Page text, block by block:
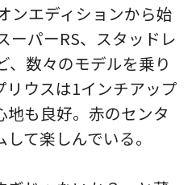
ンエディションから始
ーパーRS、スタッドレ
、数々のモデルを乗り
ウスは1インチアップ
地も良好。赤のセンタ
て楽しんでいる。